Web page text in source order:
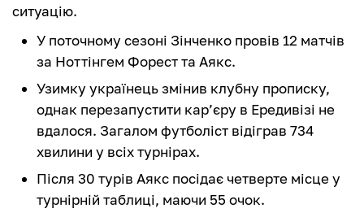
ситуацію.
У поточному сезоні Зінченко провів 12 матчів
за Ноттінгем Форест та Аякс.
Узимку українець змінив клубну прописку,
однак перезапустити кар’єру в Ередивізі не
вдалося. Загалом футболіст відіграв 734
хвилини у всіх турнірах.
Після 30 турів Аякс посідає четверте місце у
турнірній таблиці, маючи 55 очок.